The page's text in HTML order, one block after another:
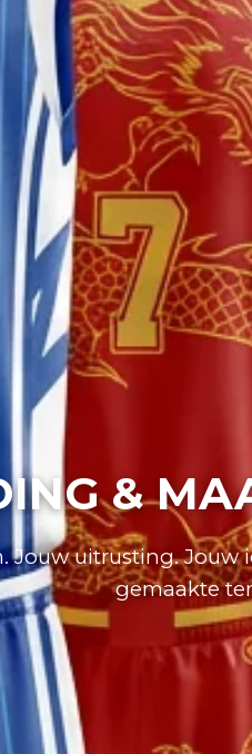
&
Jouw uitrusting. Jouw
gemaakte